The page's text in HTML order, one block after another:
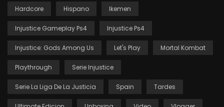
Hardcore Hispano Ikemen
Injustice Gameplay Ps4 Injustice Ps4
Injustice: Gods Among Us Let's Play Mortal Kombat
Playthrough Serie Injustice
Serie La Liga De La Justicia Spain Tardes